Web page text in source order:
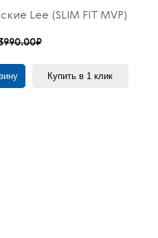
Lee (SLIM FIT MVP)
Купить в 1 клик